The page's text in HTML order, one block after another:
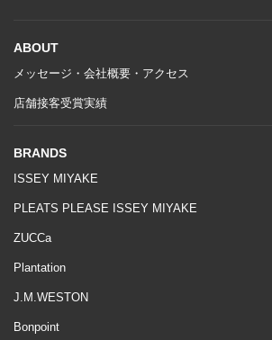
ABOUT
メッセージ・会社概要・アクセス
店舗接客受賞実績
BRANDS
ISSEY MIYAKE
PLEATS PLEASE ISSEY MIYAKE
ZUCCa
Plantation
J.M.WESTON
Bonpoint